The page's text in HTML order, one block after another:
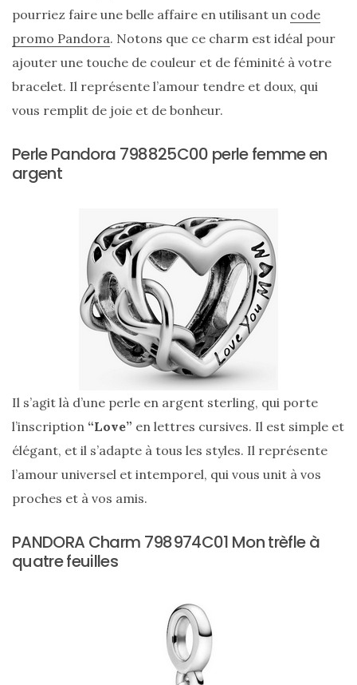
Ma
sélection
pourriez faire une belle affaire en utilisant un code
promo Pandora. Notons que ce charm est idéal pour
ajouter une touche de couleur et de féminité à votre
bracelet. Il représente l’amour tendre et doux, qui
vous remplit de joie et de bonheur.
Perle Pandora 798825C00 perle femme en
argent
Il s’agit là d’une perle en argent sterling, qui porte
l’inscription “Love” en lettres cursives. Il est simple et
élégant, et il s’adapte à tous les styles. Il représente
l’amour universel et intemporel, qui vous unit à vos
proches et à vos amis.
PANDORA Charm 798974C01 Mon trèfle à
quatre feuilles